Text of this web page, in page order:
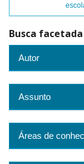
Busca facetada
Autor
Assunto
Áreas de